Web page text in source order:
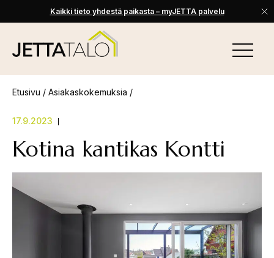
Kaikki tieto yhdestä paikasta – myJETTA palvelu
content
VALIKKO
Etusivu / Asiakaskokemuksia /
17.9.2023
Kotina kantikas Kontti